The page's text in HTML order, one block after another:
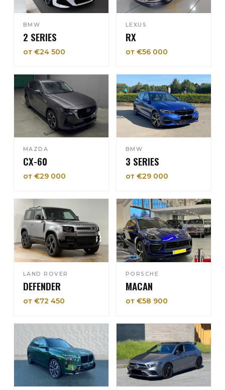
BMW
2 SERIES
от €24 500
LEXUS
RX
от €56 000
MAZDA
CX-60
от €29 000
BMW
3 SERIES
от €29 000
LAND ROVER
DEFENDER
от €72 450
PORSCHE
MACAN
от €58 900